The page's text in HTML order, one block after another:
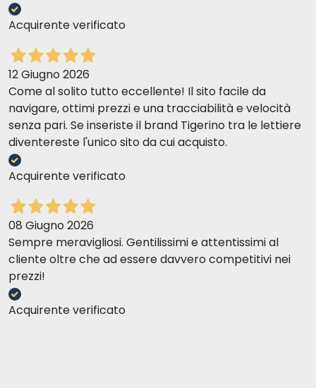
Acquirente verificato
12 Giugno 2026
Come al solito tutto eccellente! Il sito facile da
navigare, ottimi prezzi e una tracciabilità e velocità
senza pari. Se inseriste il brand Tigerino tra le lettiere
diventereste l'unico sito da cui acquisto.
Acquirente verificato
08 Giugno 2026
Sempre meravigliosi. Gentilissimi e attentissimi al
cliente oltre che ad essere davvero competitivi nei
prezzi!
Acquirente verificato